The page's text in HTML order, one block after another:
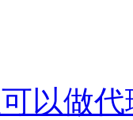
以做